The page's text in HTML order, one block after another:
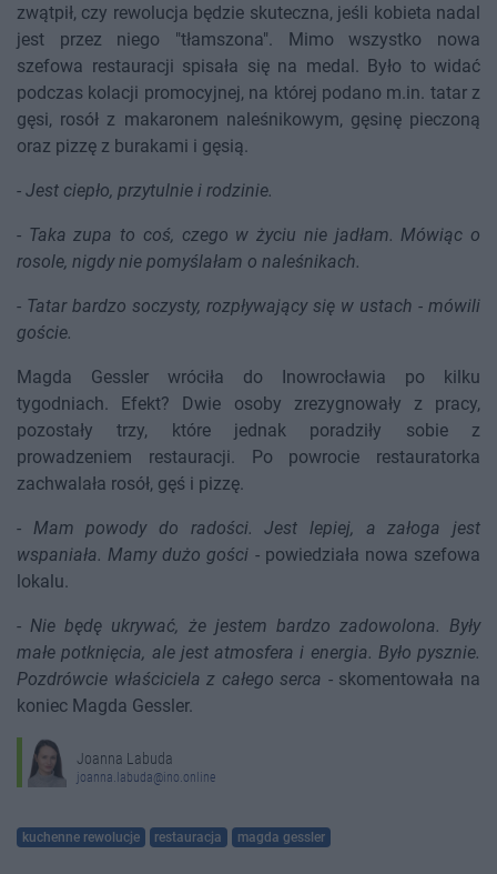
zwątpił, czy rewolucja będzie skuteczna, jeśli kobieta nadal
jest przez niego "tłamszona". Mimo wszystko nowa
szefowa restauracji spisała się na medal. Było to widać
podczas kolacji promocyjnej, na której podano m.in. tatar z
gęsi, rosół z makaronem naleśnikowym, gęsinę pieczoną
oraz pizzę z burakami i gęsią.
- Jest ciepło, przytulnie i rodzinie.
- Taka zupa to coś, czego w życiu nie jadłam. Mówiąc o
rosole, nigdy nie pomyślałam o naleśnikach.
- Tatar bardzo soczysty, rozpływający się w ustach - mówili
goście.
Magda Gessler wróciła do Inowrocławia po kilku
tygodniach. Efekt? Dwie osoby zrezygnowały z pracy,
pozostały trzy, które jednak poradziły sobie z
prowadzeniem restauracji. Po powrocie restauratorka
zachwalała rosół, gęś i pizzę.
- Mam powody do radości. Jest lepiej, a załoga jest
wspaniała. Mamy dużo gości - powiedziała nowa szefowa
lokalu.
- Nie będę ukrywać, że jestem bardzo zadowolona. Były
małe potknięcia, ale jest atmosfera i energia. Było pysznie.
Pozdrówcie właściciela z całego serca - skomentowała na
koniec Magda Gessler.
Joanna Labuda
joanna.labuda@ino.online
kuchenne rewolucje restauracja magda gessler